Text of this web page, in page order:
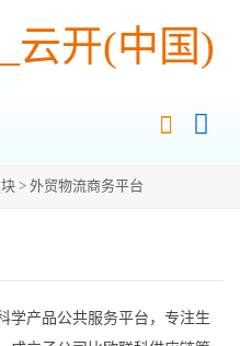
云开(中国)
> 外贸物流商务平台
学产品公共服务平台，专注生